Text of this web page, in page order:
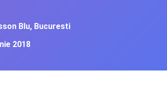
Blu, Bucuresti
2018